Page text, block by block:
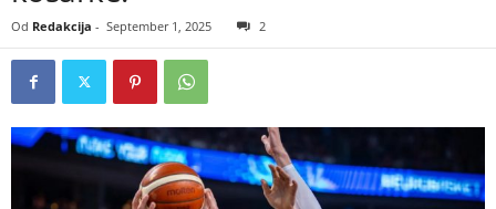
Od Redakcija - September 1, 2025 2